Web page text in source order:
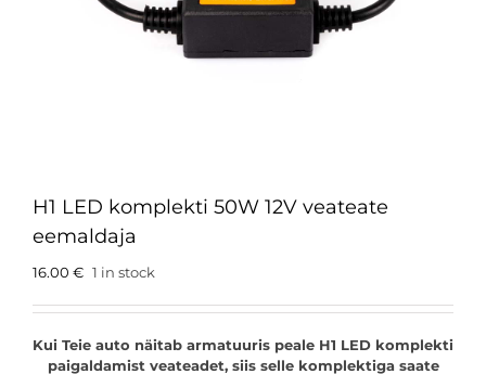
H1 LED komplekti 50W 12V veateate
eemaldaja
16.00 € 1 in stock
Kui Teie auto näitab armatuuris peale H1 LED komplekti
paigaldamist veateadet, siis selle komplektiga saate